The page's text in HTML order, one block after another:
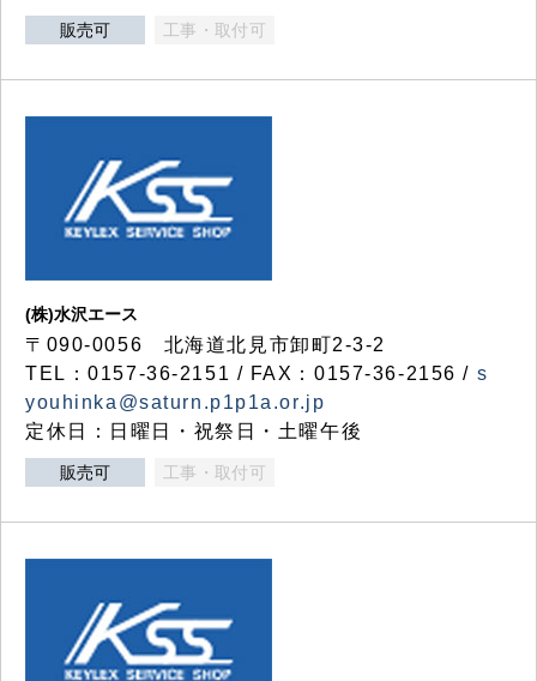
販売可 工事・取付可
(株)水沢エース
〒090-0056 北海道北見市卸町2-3-2
TEL：0157-36-2151 / FAX：0157-36-2156 / s
youhinka@saturn.p1p1a.or.jp
定休日：日曜日・祝祭日・土曜午後
販売可 工事・取付可